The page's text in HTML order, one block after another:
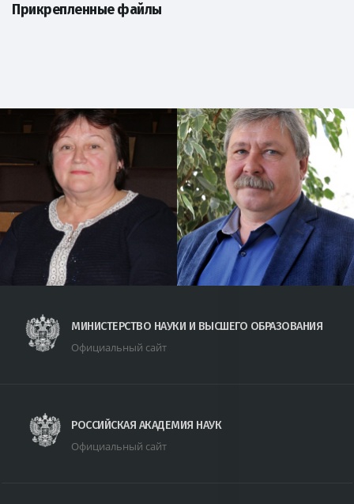
Прикрепленные файлы
МИНИСТЕРСТВО НАУКИ И ВЫСШЕГО ОБРАЗОВАНИЯ
Официальный сайт
РОССИЙСКАЯ АКАДЕМИЯ НАУК
Официальный сайт